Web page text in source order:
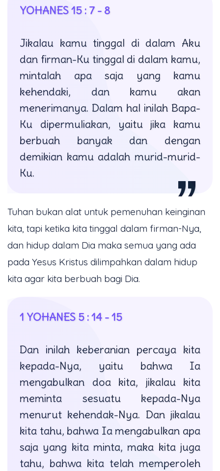
YOHANES 15 : 7 - 8
Jikalau kamu tinggal di dalam Aku
dan firman-Ku tinggal di dalam kamu,
mintalah apa saja yang kamu
kehendaki, dan kamu akan
menerimanya. Dalam hal inilah Bapa-
Ku dipermuliakan, yaitu jika kamu
berbuah banyak dan dengan
demikian kamu adalah murid-murid-
Ku.
Tuhan bukan alat untuk pemenuhan keinginan
kita, tapi ketika kita tinggal dalam firman-Nya,
dan hidup dalam Dia maka semua yang ada
pada Yesus Kristus dilimpahkan dalam hidup
kita agar kita berbuah bagi Dia.
1 YOHANES 5 : 14 - 15
Dan inilah keberanian percaya kita
kepada-Nya, yaitu bahwa Ia
mengabulkan doa kita, jikalau kita
meminta sesuatu kepada-Nya
menurut kehendak-Nya. Dan jikalau
kita tahu, bahwa Ia mengabulkan apa
saja yang kita minta, maka kita juga
tahu, bahwa kita telah memperoleh